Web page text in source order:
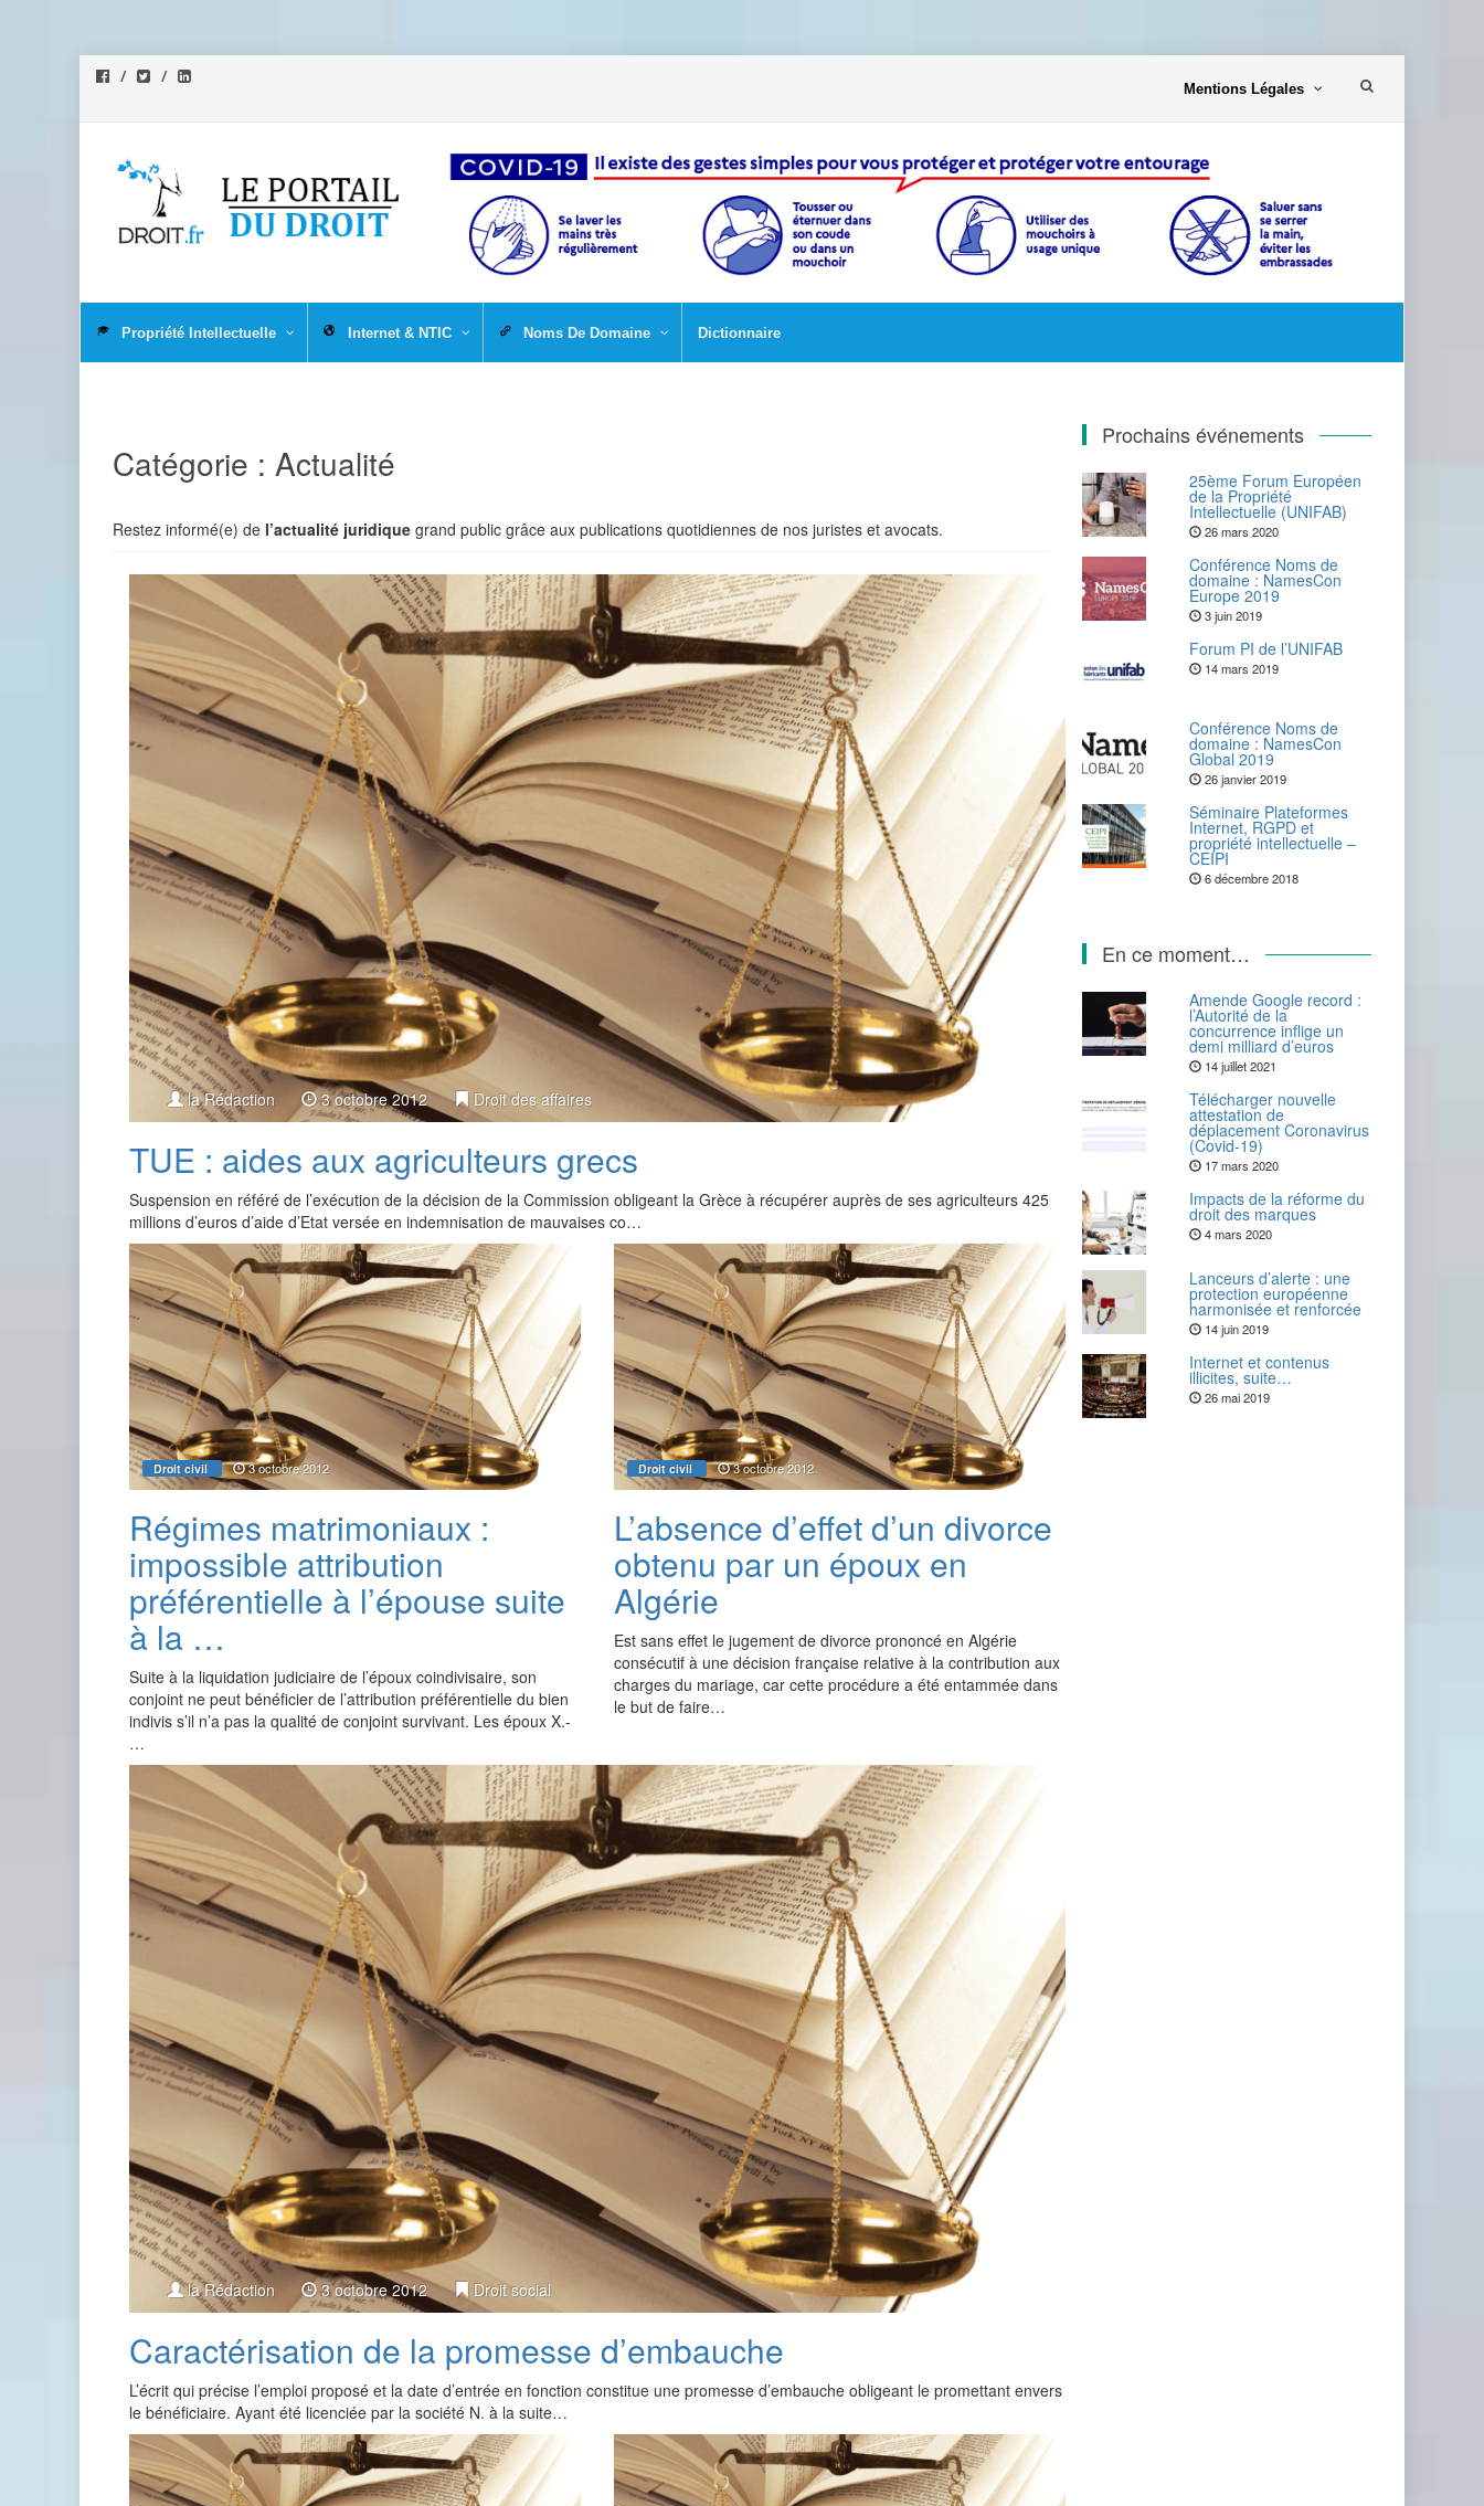
contenu
Mentions Légales
contenu
Propriété Intellectuelle Internet & NTIC Noms De Domaine Dictionnaire
Catégorie : Actualité
Restez informé(e) de l’actualité juridique grand public grâce aux publications quotidiennes de nos juristes et avocats.
la Rédaction 3 octobre 2012 Droit des affaires
TUE : aides aux agriculteurs grecs
Suspension en référé de l’exécution de la décision de la Commission obligeant la Grèce à récupérer auprès de ses agriculteurs 425
millions d’euros d’aide d’Etat versée en indemnisation de mauvaises co…
Droit civil 3 octobre 2012
Régimes matrimoniaux :
impossible attribution
préférentielle à l’épouse suite
à la …
Suite à la liquidation judiciaire de l’époux coindivisaire, son
conjoint ne peut bénéficier de l’attribution préférentielle du bien
indivis s’il n’a pas la qualité de conjoint survivant. Les époux X.-
…
Droit civil 3 octobre 2012
L’absence d’effet d’un divorce
obtenu par un époux en
Algérie
Est sans effet le jugement de divorce prononcé en Algérie
consécutif à une décision française relative à la contribution aux
charges du mariage, car cette procédure a été entammée dans
le but de faire…
la Rédaction 3 octobre 2012 Droit social
Caractérisation de la promesse d’embauche
L’écrit qui précise l’emploi proposé et la date d’entrée en fonction constitue une promesse d’embauche obligeant le promettant envers
le bénéficiaire. Ayant été licenciée par la société N. à la suite…
Prochains événements
25ème Forum Européen
de la Propriété
Intellectuelle (UNIFAB)
26 mars 2020
Conférence Noms de
domaine : NamesCon
Europe 2019
3 juin 2019
Forum PI de l’UNIFAB
14 mars 2019
Conférence Noms de
domaine : NamesCon
Global 2019
26 janvier 2019
Séminaire Plateformes
Internet, RGPD et
propriété intellectuelle –
CEIPI
6 décembre 2018
En ce moment…
Amende Google record :
l’Autorité de la
concurrence inflige un
demi milliard d’euros
14 juillet 2021
Télécharger nouvelle
attestation de
déplacement Coronavirus
(Covid-19)
17 mars 2020
Impacts de la réforme du
droit des marques
4 mars 2020
Lanceurs d’alerte : une
protection européenne
harmonisée et renforcée
14 juin 2019
Internet et contenus
illicites, suite…
26 mai 2019